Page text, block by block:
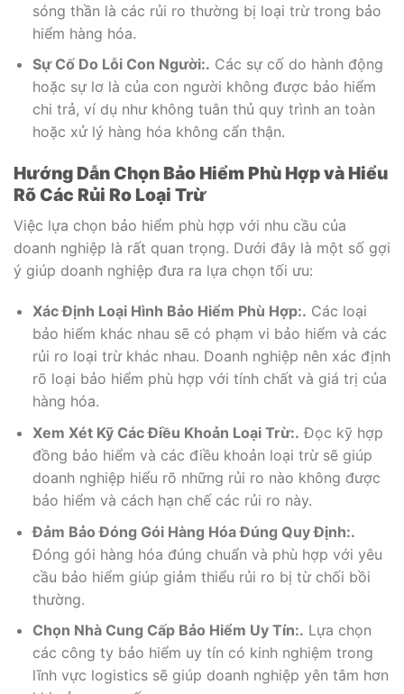
sóng thần là các rủi ro thường bị loại trừ trong bảo
hiểm hàng hóa.
Sự Cố Do Lỗi Con Người:. Các sự cố do hành động
hoặc sự lơ là của con người không được bảo hiểm
chi trả, ví dụ như không tuân thủ quy trình an toàn
hoặc xử lý hàng hóa không cẩn thận.
Hướng Dẫn Chọn Bảo Hiểm Phù Hợp và Hiểu
Rõ Các Rủi Ro Loại Trừ
Việc lựa chọn bảo hiểm phù hợp với nhu cầu của
doanh nghiệp là rất quan trọng. Dưới đây là một số gợi
ý giúp doanh nghiệp đưa ra lựa chọn tối ưu:
Xác Định Loại Hình Bảo Hiểm Phù Hợp:. Các loại
bảo hiểm khác nhau sẽ có phạm vi bảo hiểm và các
rủi ro loại trừ khác nhau. Doanh nghiệp nên xác định
rõ loại bảo hiểm phù hợp với tính chất và giá trị của
hàng hóa.
Xem Xét Kỹ Các Điều Khoản Loại Trừ:. Đọc kỹ hợp
đồng bảo hiểm và các điều khoản loại trừ sẽ giúp
doanh nghiệp hiểu rõ những rủi ro nào không được
bảo hiểm và cách hạn chế các rủi ro này.
Đảm Bảo Đóng Gói Hàng Hóa Đúng Quy Định:.
Đóng gói hàng hóa đúng chuẩn và phù hợp với yêu
cầu bảo hiểm giúp giảm thiểu rủi ro bị từ chối bồi
thường.
Chọn Nhà Cung Cấp Bảo Hiểm Uy Tín:. Lựa chọn
các công ty bảo hiểm uy tín có kinh nghiệm trong
lĩnh vực logistics sẽ giúp doanh nghiệp yên tâm hơn